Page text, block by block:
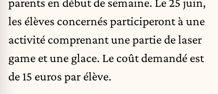
les élèves concernés participeront à une
activité comprenant une partie de laser
game et une glace. Le coût demandé est
de 15 euros par élève.